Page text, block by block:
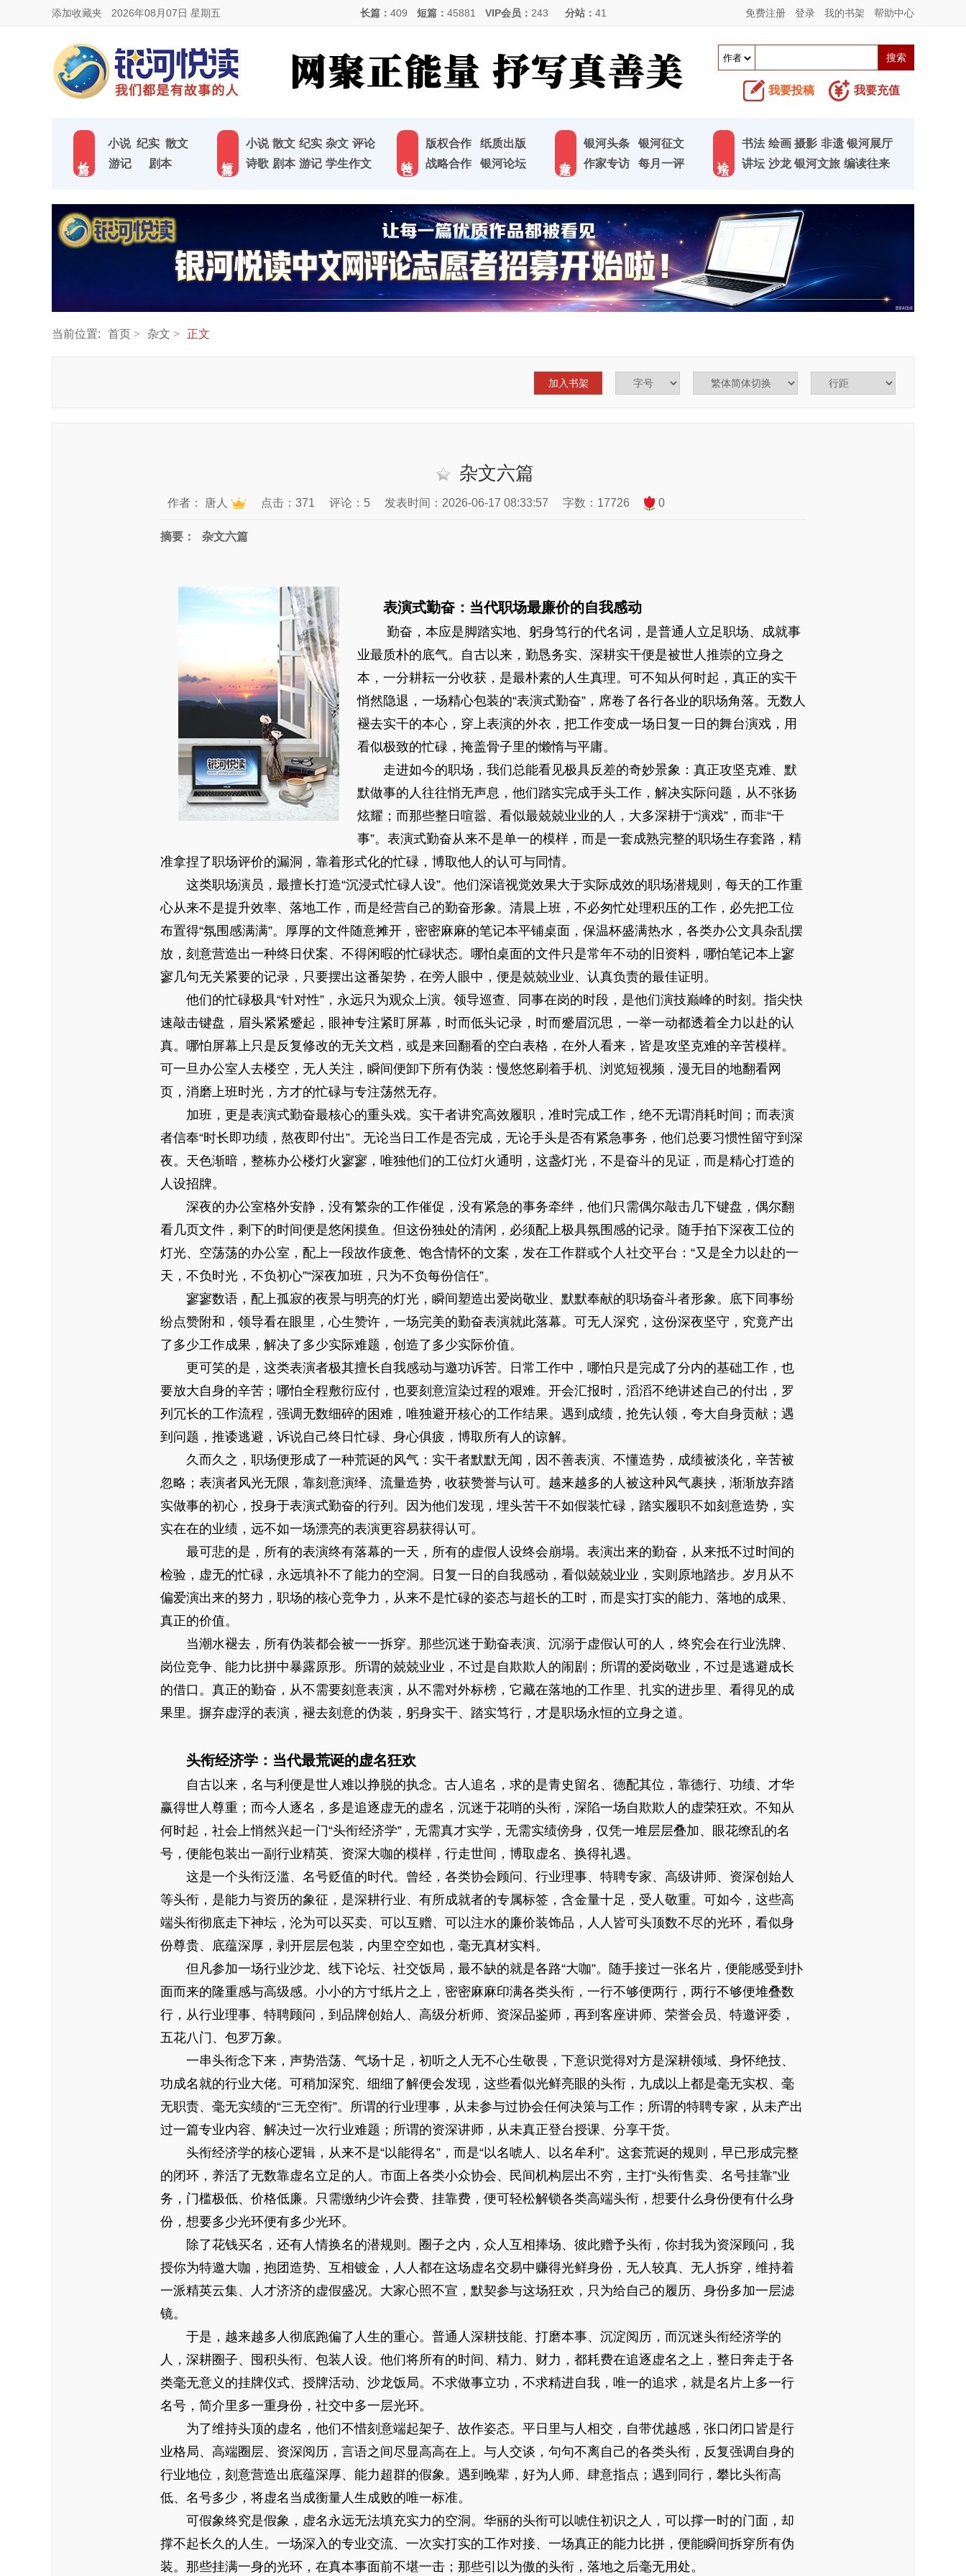
添加收藏夹 2026年08月07日 星期五 长篇： 409 短篇： 45881 VIP会员： 243 分站： 41 免费注册 登录 我的书架 帮助中心
我要投稿 我要充值
小说 纪实 散文
游记
剧本
小说 散文 纪实 杂文 评论
诗歌 剧本 游记 学生作文
版权合作
纸质出版
战略合作
银河论坛
银河头条
银河征文
作家专访
每月一评
书法 绘画 摄影 非遗 银河展厅
讲坛 沙龙 银河文旅 编读往来
当前位置: 首页 杂文 正文
加入书架
杂文六篇
作者： 唐人 点击：371 评论：5 发表时间：2026-06-17 08:33:57 字数：17726 0
摘要： 杂文六篇
表演式勤奋：当代职场最廉价的自我感动
勤奋，本应是脚踏实地、躬身笃行的代名词，是普通人立足职场、成就事
业最质朴的底气。自古以来，勤恳务实、深耕实干便是被世人推崇的立身之
本，一分耕耘一分收获，是最朴素的人生真理。可不知从何时起，真正的实干
悄然隐退，一场精心包装的“表演式勤奋”，席卷了各行各业的职场角落。无数人
褪去实干的本心，穿上表演的外衣，把工作变成一场日复一日的舞台演戏，用
看似极致的忙碌，掩盖骨子里的懒惰与平庸。
走进如今的职场，我们总能看见极具反差的奇妙景象：真正攻坚克难、默
默做事的人往往悄无声息，他们踏实完成手头工作，解决实际问题，从不张扬
炫耀；而那些整日喧嚣、看似最兢兢业业的人，大多深耕于“演戏”，而非“干
事”。表演式勤奋从来不是单一的模样，而是一套成熟完整的职场生存套路，精
准拿捏了职场评价的漏洞，靠着形式化的忙碌，博取他人的认可与同情。
这类职场演员，最擅长打造“沉浸式忙碌人设”。他们深谙视觉效果大于实际成效的职场潜规则，每天的工作重
心从来不是提升效率、落地工作，而是经营自己的勤奋形象。清晨上班，不必匆忙处理积压的工作，必先把工位
布置得“氛围感满满”。厚厚的文件随意摊开，密密麻麻的笔记本平铺桌面，保温杯盛满热水，各类办公文具杂乱摆
放，刻意营造出一种终日伏案、不得闲暇的忙碌状态。哪怕桌面的文件只是常年不动的旧资料，哪怕笔记本上寥
寥几句无关紧要的记录，只要摆出这番架势，在旁人眼中，便是兢兢业业、认真负责的最佳证明。
他们的忙碌极具“针对性”，永远只为观众上演。领导巡查、同事在岗的时段，是他们演技巅峰的时刻。指尖快
速敲击键盘，眉头紧紧蹙起，眼神专注紧盯屏幕，时而低头记录，时而蹙眉沉思，一举一动都透着全力以赴的认
真。哪怕屏幕上只是反复修改的无关文档，或是来回翻看的空白表格，在外人看来，皆是攻坚克难的辛苦模样。
可一旦办公室人去楼空，无人关注，瞬间便卸下所有伪装：慢悠悠刷着手机、浏览短视频，漫无目的地翻看网
页，消磨上班时光，方才的忙碌与专注荡然无存。
加班，更是表演式勤奋最核心的重头戏。实干者讲究高效履职，准时完成工作，绝不无谓消耗时间；而表演
者信奉“时长即功绩，熬夜即付出”。无论当日工作是否完成，无论手头是否有紧急事务，他们总要习惯性留守到深
夜。天色渐暗，整栋办公楼灯火寥寥，唯独他们的工位灯火通明，这盏灯光，不是奋斗的见证，而是精心打造的
人设招牌。
深夜的办公室格外安静，没有繁杂的工作催促，没有紧急的事务牵绊，他们只需偶尔敲击几下键盘，偶尔翻
看几页文件，剩下的时间便是悠闲摸鱼。但这份独处的清闲，必须配上极具氛围感的记录。随手拍下深夜工位的
灯光、空荡荡的办公室，配上一段故作疲惫、饱含情怀的文案，发在工作群或个人社交平台：“又是全力以赴的一
天，不负时光，不负初心”“深夜加班，只为不负每份信任”。
寥寥数语，配上孤寂的夜景与明亮的灯光，瞬间塑造出爱岗敬业、默默奉献的职场奋斗者形象。底下同事纷
纷点赞附和，领导看在眼里，心生赞许，一场完美的勤奋表演就此落幕。可无人深究，这份深夜坚守，究竟产出
了多少工作成果，解决了多少实际难题，创造了多少实际价值。
更可笑的是，这类表演者极其擅长自我感动与邀功诉苦。日常工作中，哪怕只是完成了分内的基础工作，也
要放大自身的辛苦；哪怕全程敷衍应付，也要刻意渲染过程的艰难。开会汇报时，滔滔不绝讲述自己的付出，罗
列冗长的工作流程，强调无数细碎的困难，唯独避开核心的工作结果。遇到成绩，抢先认领，夸大自身贡献；遇
到问题，推诿逃避，诉说自己终日忙碌、身心俱疲，博取所有人的谅解。
久而久之，职场便形成了一种荒诞的风气：实干者默默无闻，因不善表演、不懂造势，成绩被淡化，辛苦被
忽略；表演者风光无限，靠刻意演绎、流量造势，收获赞誉与认可。越来越多的人被这种风气裹挟，渐渐放弃踏
实做事的初心，投身于表演式勤奋的行列。因为他们发现，埋头苦干不如假装忙碌，踏实履职不如刻意造势，实
实在在的业绩，远不如一场漂亮的表演更容易获得认可。
最可悲的是，所有的表演终有落幕的一天，所有的虚假人设终会崩塌。表演出来的勤奋，从来抵不过时间的
检验，虚无的忙碌，永远填补不了能力的空洞。日复一日的自我感动，看似兢兢业业，实则原地踏步。岁月从不
偏爱演出来的努力，职场的核心竞争力，从来不是忙碌的姿态与超长的工时，而是实打实的能力、落地的成果、
真正的价值。
当潮水褪去，所有伪装都会被一一拆穿。那些沉迷于勤奋表演、沉溺于虚假认可的人，终究会在行业洗牌、
岗位竞争、能力比拼中暴露原形。所谓的兢兢业业，不过是自欺欺人的闹剧；所谓的爱岗敬业，不过是逃避成长
的借口。真正的勤奋，从不需要刻意表演，从不需对外标榜，它藏在落地的工作里、扎实的进步里、看得见的成
果里。摒弃虚浮的表演，褪去刻意的伪装，躬身实干、踏实笃行，才是职场永恒的立身之道。
头衔经济学：当代最荒诞的虚名狂欢
自古以来，名与利便是世人难以挣脱的执念。古人追名，求的是青史留名、德配其位，靠德行、功绩、才华
赢得世人尊重；而今人逐名，多是追逐虚无的虚名，沉迷于花哨的头衔，深陷一场自欺欺人的虚荣狂欢。不知从
何时起，社会上悄然兴起一门“头衔经济学”，无需真才实学，无需实绩傍身，仅凭一堆层层叠加、眼花缭乱的名
号，便能包装出一副行业精英、资深大咖的模样，行走世间，博取虚名、换得礼遇。
这是一个头衔泛滥、名号贬值的时代。曾经，各类协会顾问、行业理事、特聘专家、高级讲师、资深创始人
等头衔，是能力与资历的象征，是深耕行业、有所成就者的专属标签，含金量十足，受人敬重。可如今，这些高
端头衔彻底走下神坛，沦为可以买卖、可以互赠、可以注水的廉价装饰品，人人皆可头顶数不尽的光环，看似身
份尊贵、底蕴深厚，剥开层层包装，内里空空如也，毫无真材实料。
但凡参加一场行业沙龙、线下论坛、社交饭局，最不缺的就是各路“大咖”。随手接过一张名片，便能感受到扑
面而来的隆重感与高级感。小小的方寸纸片之上，密密麻麻印满各类头衔，一行不够便两行，两行不够便堆叠数
行，从行业理事、特聘顾问，到品牌创始人、高级分析师、资深品鉴师，再到客座讲师、荣誉会员、特邀评委，
五花八门、包罗万象。
一串头衔念下来，声势浩荡、气场十足，初听之人无不心生敬畏，下意识觉得对方是深耕领域、身怀绝技、
功成名就的行业大佬。可稍加深究、细细了解便会发现，这些看似光鲜亮眼的头衔，九成以上都是毫无实权、毫
无职责、毫无实绩的“三无空衔”。所谓的行业理事，从未参与过协会任何决策与工作；所谓的特聘专家，从未产出
过一篇专业内容、解决过一次行业难题；所谓的资深讲师，从未真正登台授课、分享干货。
头衔经济学的核心逻辑，从来不是“以能得名”，而是“以名唬人、以名牟利”。这套荒诞的规则，早已形成完整
的闭环，养活了无数靠虚名立足的人。市面上各类小众协会、民间机构层出不穷，主打“头衔售卖、名号挂靠”业
务，门槛极低、价格低廉。只需缴纳少许会费、挂靠费，便可轻松解锁各类高端头衔，想要什么身份便有什么身
份，想要多少光环便有多少光环。
除了花钱买名，还有人情换名的潜规则。圈子之内，众人互相捧场、彼此赠予头衔，你封我为资深顾问，我
授你为特邀大咖，抱团造势、互相镀金，人人都在这场虚名交易中赚得光鲜身份，无人较真、无人拆穿，维持着
一派精英云集、人才济济的虚假盛况。大家心照不宣，默契参与这场狂欢，只为给自己的履历、身份多加一层滤
镜。
于是，越来越多人彻底跑偏了人生的重心。普通人深耕技能、打磨本事、沉淀阅历，而沉迷头衔经济学的
人，深耕圈子、囤积头衔、包装人设。他们将所有的时间、精力、财力，都耗费在追逐虚名之上，整日奔走于各
类毫无意义的挂牌仪式、授牌活动、沙龙饭局。不求做事立功，不求精进自我，唯一的追求，就是名片上多一行
名号，简介里多一重身份，社交中多一层光环。
为了维持头顶的虚名，他们不惜刻意端起架子、故作姿态。平日里与人相交，自带优越感，张口闭口皆是行
业格局、高端圈层、资深阅历，言语之间尽显高高在上。与人交谈，句句不离自己的各类头衔，反复强调自身的
行业地位，刻意营造出底蕴深厚、能力超群的假象。遇到晚辈，好为人师、肆意指点；遇到同行，攀比头衔高
低、名号多少，将虚名当成衡量人生成败的唯一标准。
可假象终究是假象，虚名永远无法填充实力的空洞。华丽的头衔可以唬住初识之人，可以撑一时的门面，却
撑不起长久的人生。一场深入的专业交流、一次实打实的工作对接、一场真正的能力比拼，便能瞬间拆穿所有伪
装。那些挂满一身的光环，在真本事面前不堪一击；那些引以为傲的头衔，落地之后毫无用处。